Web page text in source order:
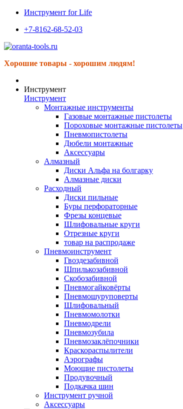
Инструмент for Life
+7-8162-68-52-03
Хорошие товары - хорошим людям!
Инструмент
Инструмент
Монтажные инструменты
Газовые монтажные пистолеты
Пороховые монтажные пистолеты
Пневмопистолеты
Дюбели монтажные
Аксессуары
Алмазный
Диски Альфа на болгарку
Алмазные диски
Расходный
Диски пильные
Буры перфораторные
Фрезы концевые
Шлифовальные круги
Отрезные круги
товар на распродаже
Пневмоинструмент
Гвоздезабивной
Шпилькозабивной
Скобозабивной
Пневмогайковёрты
Пневмошуруповерты
Шлифовальный
Пневмомолотки
Пневмодрели
Пневмозубила
Пневмозаклёпочники
Краскораспылители
Аэрографы
Моющие пистолеты
Продувочный
Подкачка шин
Инструмент ручной
Аксессуары